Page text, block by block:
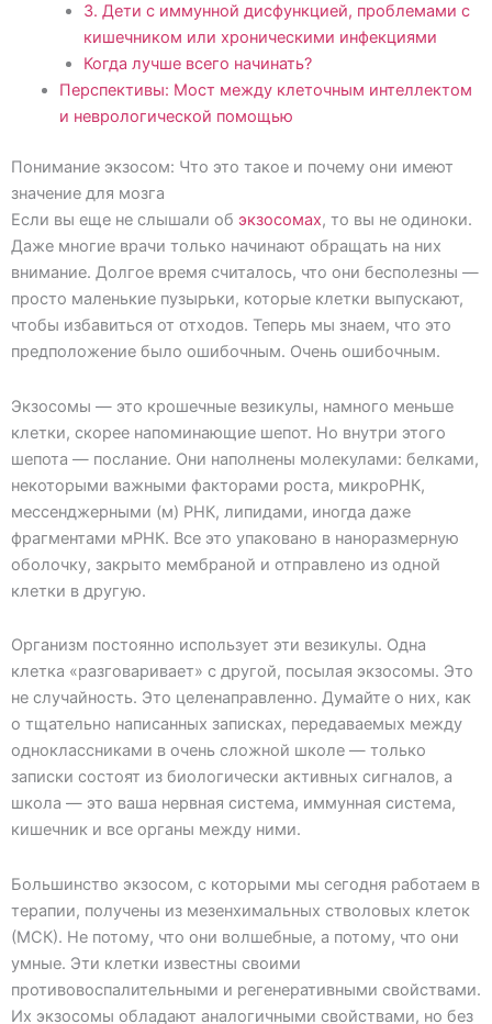
3. Дети с иммунной дисфункцией, проблемами с
кишечником или хроническими инфекциями
Когда лучше всего начинать?
Перспективы: Мост между клеточным интеллектом
и неврологической помощью
Понимание экзосом: Что это такое и почему они имеют
значение для мозга
Если вы еще не слышали об экзосомах, то вы не одиноки.
Даже многие врачи только начинают обращать на них
внимание. Долгое время считалось, что они бесполезны —
просто маленькие пузырьки, которые клетки выпускают,
чтобы избавиться от отходов. Теперь мы знаем, что это
предположение было ошибочным. Очень ошибочным.
Экзосомы — это крошечные везикулы, намного меньше
клетки, скорее напоминающие шепот. Но внутри этого
шепота — послание. Они наполнены молекулами: белками,
некоторыми важными факторами роста, микроРНК,
мессенджерными (м) РНК, липидами, иногда даже
фрагментами мРНК. Все это упаковано в наноразмерную
оболочку, закрыто мембраной и отправлено из одной
клетки в другую.
Организм постоянно использует эти везикулы. Одна
клетка «разговаривает» с другой, посылая экзосомы. Это
не случайность. Это целенаправленно. Думайте о них, как
о тщательно написанных записках, передаваемых между
одноклассниками в очень сложной школе — только
записки состоят из биологически активных сигналов, а
школа — это ваша нервная система, иммунная система,
кишечник и все органы между ними.
Большинство экзосом, с которыми мы сегодня работаем в
терапии, получены из мезенхимальных стволовых клеток
(МСК). Не потому, что они волшебные, а потому, что они
умные. Эти клетки известны своими
противовоспалительными и регенеративными свойствами.
Их экзосомы обладают аналогичными свойствами, но без